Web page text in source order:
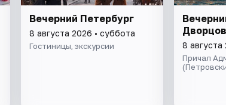
Вечерний Петербург
8 августа 2026 • суббота
Гостиницы, экскурсии 8 августа
Причал